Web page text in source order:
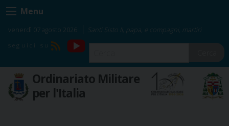
Skip
to
content
Menu
venerdì 07 agosto 2026 Santi Sisto II, papa, e compagni, martiri
RSS
YouTube
Ordinariato Militare
per l'Italia